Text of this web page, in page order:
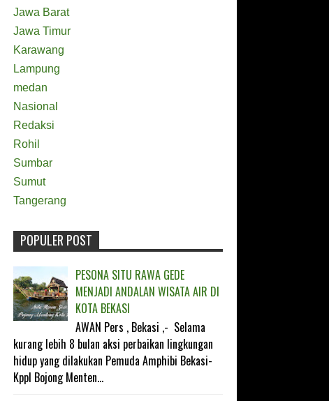
Jawa Barat
Jawa Timur
Karawang
Lampung
medan
Nasional
Redaksi
Rohil
Sumbar
Sumut
Tangerang
FOLLOW ON TWITTER
LIKE ON FACEBOOK
SUBSCRIBE ON YOUTUBE
FOLLOW ON INSTAGRAM
POPULER POST
PESONA SITU RAWA GEDE
MENJADI ANDALAN WISATA AIR DI
KOTA BEKASI
AWAN Pers , Bekasi ,- Selama
kurang lebih 8 bulan aksi perbaikan lingkungan
hidup yang dilakukan Pemuda Amphibi Bekasi-
Kppl Bojong Menten...